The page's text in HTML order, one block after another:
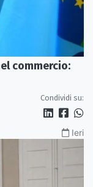
commercio:
Condividi su:
Ieri